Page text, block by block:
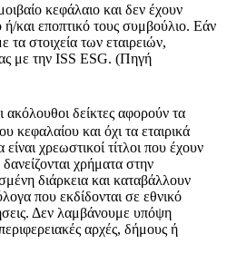
κεφάλαιο και δεν έχουν
ή/και εποπτικό τους συμβούλιο. Εάν
τα στοιχεία των εταιρειών,
με την ISS ESG. (Πηγή
ακόλουθοι δείκτες αφορούν τα
κεφαλαίου και όχι τα εταιρικά
χρεωστικοί τίτλοι που έχουν
χρήματα στην
διάρκεια και καταβάλλουν
που εκδίδονται σε εθνικό
Δεν λαμβάνουμε υπόψη
αρχές, δήμους ή